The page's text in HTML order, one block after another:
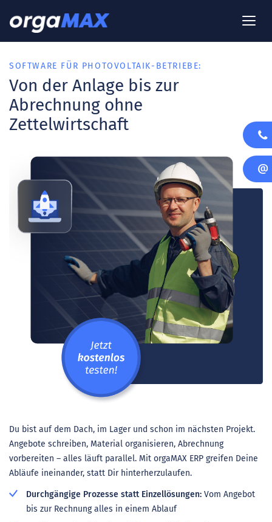
SOFTWARE FÜR PHOTOVOLTAIK-BETRIEBE:
Von der Anlage bis zur
Abrechnung ohne
Zettelwirtschaft
Du bist auf dem Dach, im Lager und schon im nächsten Projekt.
Angebote schreiben, Material organisieren, Abrechnung
vorbereiten – alles läuft parallel. Mit orgaMAX ERP greifen Deine
Abläufe ineinander, statt Dir hinterherzulaufen.
Durchgängige Prozesse statt Einzellösungen: Vom Angebot
bis zur Rechnung alles in einem Ablauf